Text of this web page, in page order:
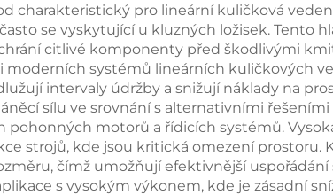
charakteristický pro lineární kuličková
se vyskytující u kluzných ložisek. Tento
citlivé komponenty před škodlivými
moderních systémů lineárních kuličkových
intervaly údržby a snižují náklady na
sílu ve srovnání s alternativními
pohonných motorů a řídicích systémů.
strojů, kde jsou kritická omezení
čímž umožňují efektivnější
s vysokým výkonem, kde je zásadní